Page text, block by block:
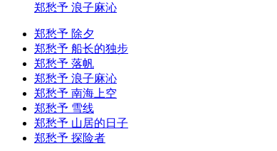
郑愁予 浪子麻沁
郑愁予 除夕
郑愁予 船长的独步
郑愁予 落帆
郑愁予 浪子麻沁
郑愁予 南海上空
郑愁予 雪线
郑愁予 山居的日子
郑愁予 探险者